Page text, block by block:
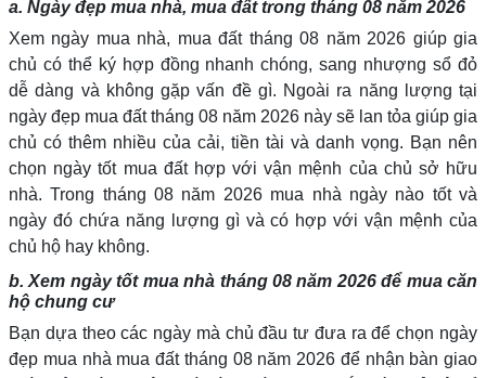
a. Ngày đẹp mua nhà, mua đất trong tháng 08 năm 2026
Xem ngày mua nhà, mua đất tháng 08 năm 2026 giúp gia
chủ có thể ký hợp đồng nhanh chóng, sang nhượng sổ đỏ
dễ dàng và không gặp vấn đề gì. Ngoài ra năng lượng tại
ngày đẹp mua đất tháng 08 năm 2026 này sẽ lan tỏa giúp gia
chủ có thêm nhiều của cải, tiền tài và danh vọng. Bạn nên
chọn ngày tốt mua đất hợp với vận mệnh của chủ sở hữu
nhà. Trong tháng 08 năm 2026 mua nhà ngày nào tốt và
ngày đó chứa năng lượng gì và có hợp với vận mệnh của
chủ hộ hay không.
b. Xem ngày tốt mua nhà tháng 08 năm 2026 để mua căn
hộ chung cư
Bạn dựa theo các ngày mà chủ đầu tư đưa ra để chọn ngày
đẹp mua nhà mua đất tháng 08 năm 2026 để nhận bàn giao